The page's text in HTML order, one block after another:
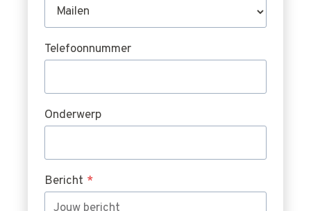
Telefoonnummer
Onderwerp
Bericht *